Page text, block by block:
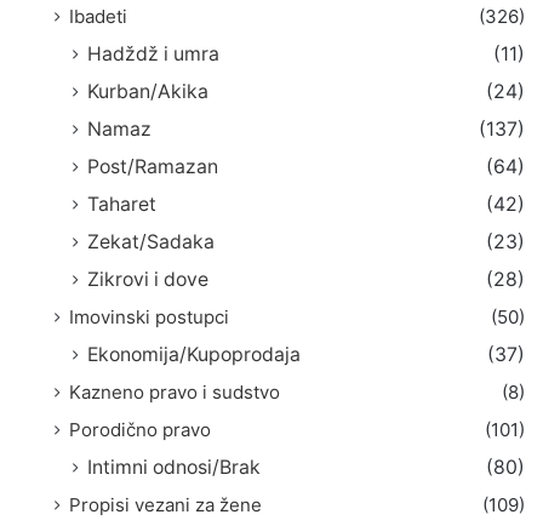
Ibadeti
(326)
Hadždž i umra
(11)
Kurban/Akika
(24)
Namaz
(137)
Post/Ramazan
(64)
Taharet
(42)
Zekat/Sadaka
(23)
Zikrovi i dove
(28)
Imovinski postupci
(50)
Ekonomija/Kupoprodaja
(37)
Kazneno pravo i sudstvo
(8)
Porodično pravo
(101)
Intimni odnosi/Brak
(80)
Propisi vezani za žene
(109)